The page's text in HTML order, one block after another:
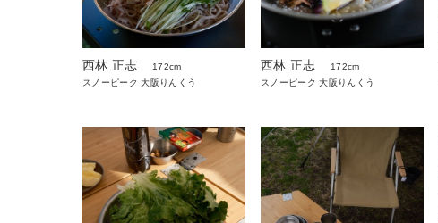
西林 正志
172cm
スノーピーク 大阪りんくう
西林 正志
172cm
スノーピーク 大阪りんくう